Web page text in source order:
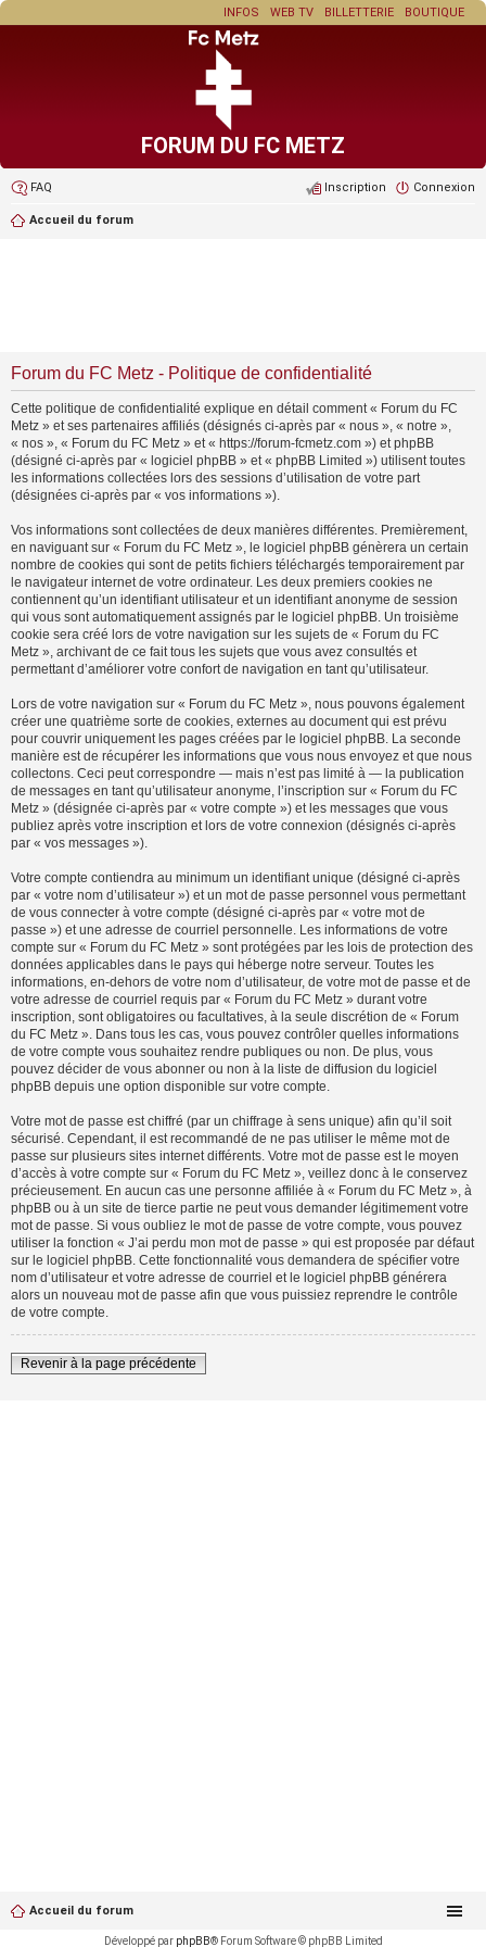
BOUTIQUE
BILLETTERIE
WEB TV
INFOS
FORUM DU FC METZ
FAQ Connexion
Inscription
Accueil du forum
Forum du FC Metz - Politique de confidentialité
Cette politique de confidentialité explique en détail comment « Forum du FC
Metz » et ses partenaires affiliés (désignés ci-après par « nous », « notre »,
« nos », « Forum du FC Metz » et « https://forum-fcmetz.com ») et phpBB
(désigné ci-après par « logiciel phpBB » et « phpBB Limited ») utilisent toutes
les informations collectées lors des sessions d’utilisation de votre part
(désignées ci-après par « vos informations »).
Vos informations sont collectées de deux manières différentes. Premièrement,
en naviguant sur « Forum du FC Metz », le logiciel phpBB génèrera un certain
nombre de cookies qui sont de petits fichiers téléchargés temporairement par
le navigateur internet de votre ordinateur. Les deux premiers cookies ne
contiennent qu’un identifiant utilisateur et un identifiant anonyme de session
qui vous sont automatiquement assignés par le logiciel phpBB. Un troisième
cookie sera créé lors de votre navigation sur les sujets de « Forum du FC
Metz », archivant de ce fait tous les sujets que vous avez consultés et
permettant d’améliorer votre confort de navigation en tant qu’utilisateur.
Lors de votre navigation sur « Forum du FC Metz », nous pouvons également
créer une quatrième sorte de cookies, externes au document qui est prévu
pour couvrir uniquement les pages créées par le logiciel phpBB. La seconde
manière est de récupérer les informations que vous nous envoyez et que nous
collectons. Ceci peut correspondre — mais n’est pas limité à — la publication
de messages en tant qu’utilisateur anonyme, l’inscription sur « Forum du FC
Metz » (désignée ci-après par « votre compte ») et les messages que vous
publiez après votre inscription et lors de votre connexion (désignés ci-après
par « vos messages »).
Votre compte contiendra au minimum un identifiant unique (désigné ci-après
par « votre nom d’utilisateur ») et un mot de passe personnel vous permettant
de vous connecter à votre compte (désigné ci-après par « votre mot de
passe ») et une adresse de courriel personnelle. Les informations de votre
compte sur « Forum du FC Metz » sont protégées par les lois de protection des
données applicables dans le pays qui héberge notre serveur. Toutes les
informations, en-dehors de votre nom d’utilisateur, de votre mot de passe et de
votre adresse de courriel requis par « Forum du FC Metz » durant votre
inscription, sont obligatoires ou facultatives, à la seule discrétion de « Forum
du FC Metz ». Dans tous les cas, vous pouvez contrôler quelles informations
de votre compte vous souhaitez rendre publiques ou non. De plus, vous
pouvez décider de vous abonner ou non à la liste de diffusion du logiciel
phpBB depuis une option disponible sur votre compte.
Votre mot de passe est chiffré (par un chiffrage à sens unique) afin qu’il soit
sécurisé. Cependant, il est recommandé de ne pas utiliser le même mot de
passe sur plusieurs sites internet différents. Votre mot de passe est le moyen
d’accès à votre compte sur « Forum du FC Metz », veillez donc à le conservez
précieusement. En aucun cas une personne affiliée à « Forum du FC Metz », à
phpBB ou à un site de tierce partie ne peut vous demander légitimement votre
mot de passe. Si vous oubliez le mot de passe de votre compte, vous pouvez
utiliser la fonction « J’ai perdu mon mot de passe » qui est proposée par défaut
sur le logiciel phpBB. Cette fonctionnalité vous demandera de spécifier votre
nom d’utilisateur et votre adresse de courriel et le logiciel phpBB générera
alors un nouveau mot de passe afin que vous puissiez reprendre le contrôle
de votre compte.
Revenir à la page précédente
Accueil du forum
Développé par phpBB® Forum Software © phpBB Limited